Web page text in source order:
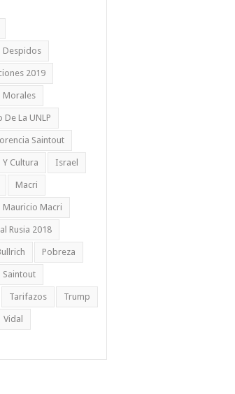
Despidos
2019
Morales
La UNLP
Saintout
Cultura Israel
Macri
Mauricio Macri
Rusia 2018
Pobreza
Saintout
Tarifazos Trump
Vidal